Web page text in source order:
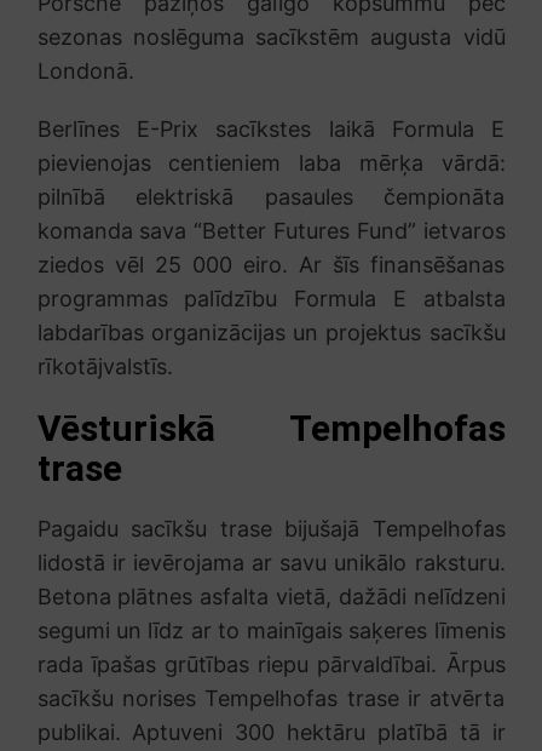
sezonas noslēguma sacīkstēm augusta vidū
Londonā.
Berlīnes E-Prix sacīkstes laikā Formula E
pievienojas centieniem laba mērķa vārdā:
pilnībā elektriskā pasaules čempionāta
komanda sava “Better Futures Fund” ietvaros
ziedos vēl 25 000 eiro. Ar šīs finansēšanas
programmas palīdzību Formula E atbalsta
labdarības organizācijas un projektus sacīkšu
rīkotājvalstīs.
Vēsturiskā Tempelhofas
trase
Pagaidu sacīkšu trase bijušajā Tempelhofas
lidostā ir ievērojama ar savu unikālo raksturu.
Betona plātnes asfalta vietā, dažādi nelīdzeni
segumi un līdz ar to mainīgais saķeres līmenis
rada īpašas grūtības riepu pārvaldībai. Ārpus
sacīkšu norises Tempelhofas trase ir atvērta
publikai. Aptuveni 300 hektāru platībā tā ir